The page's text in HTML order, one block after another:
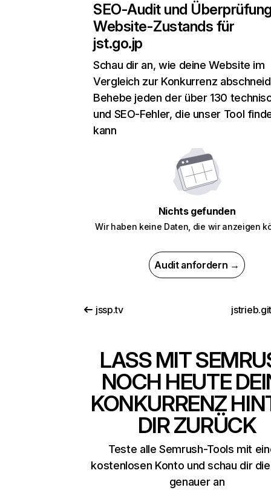
SEO-Audit und
Website-Zustands für
jst.go.jp
Schau dir an, wie deine Website im
Vergleich zur Konkurrenz
Behebe jeden der über 130
und SEO-Fehler, die unser Tool
kann
Nichts gefunden
Wir haben keine Daten, die wir anzeigen
Audit anfordern →
jssp.tv
LASS MIT
NOCH HEUTE
KONKURRENZ
DIR ZURÜCK
Teste alle Semrush-Tools mit
kostenlosen Konto und schau dir
genauer an